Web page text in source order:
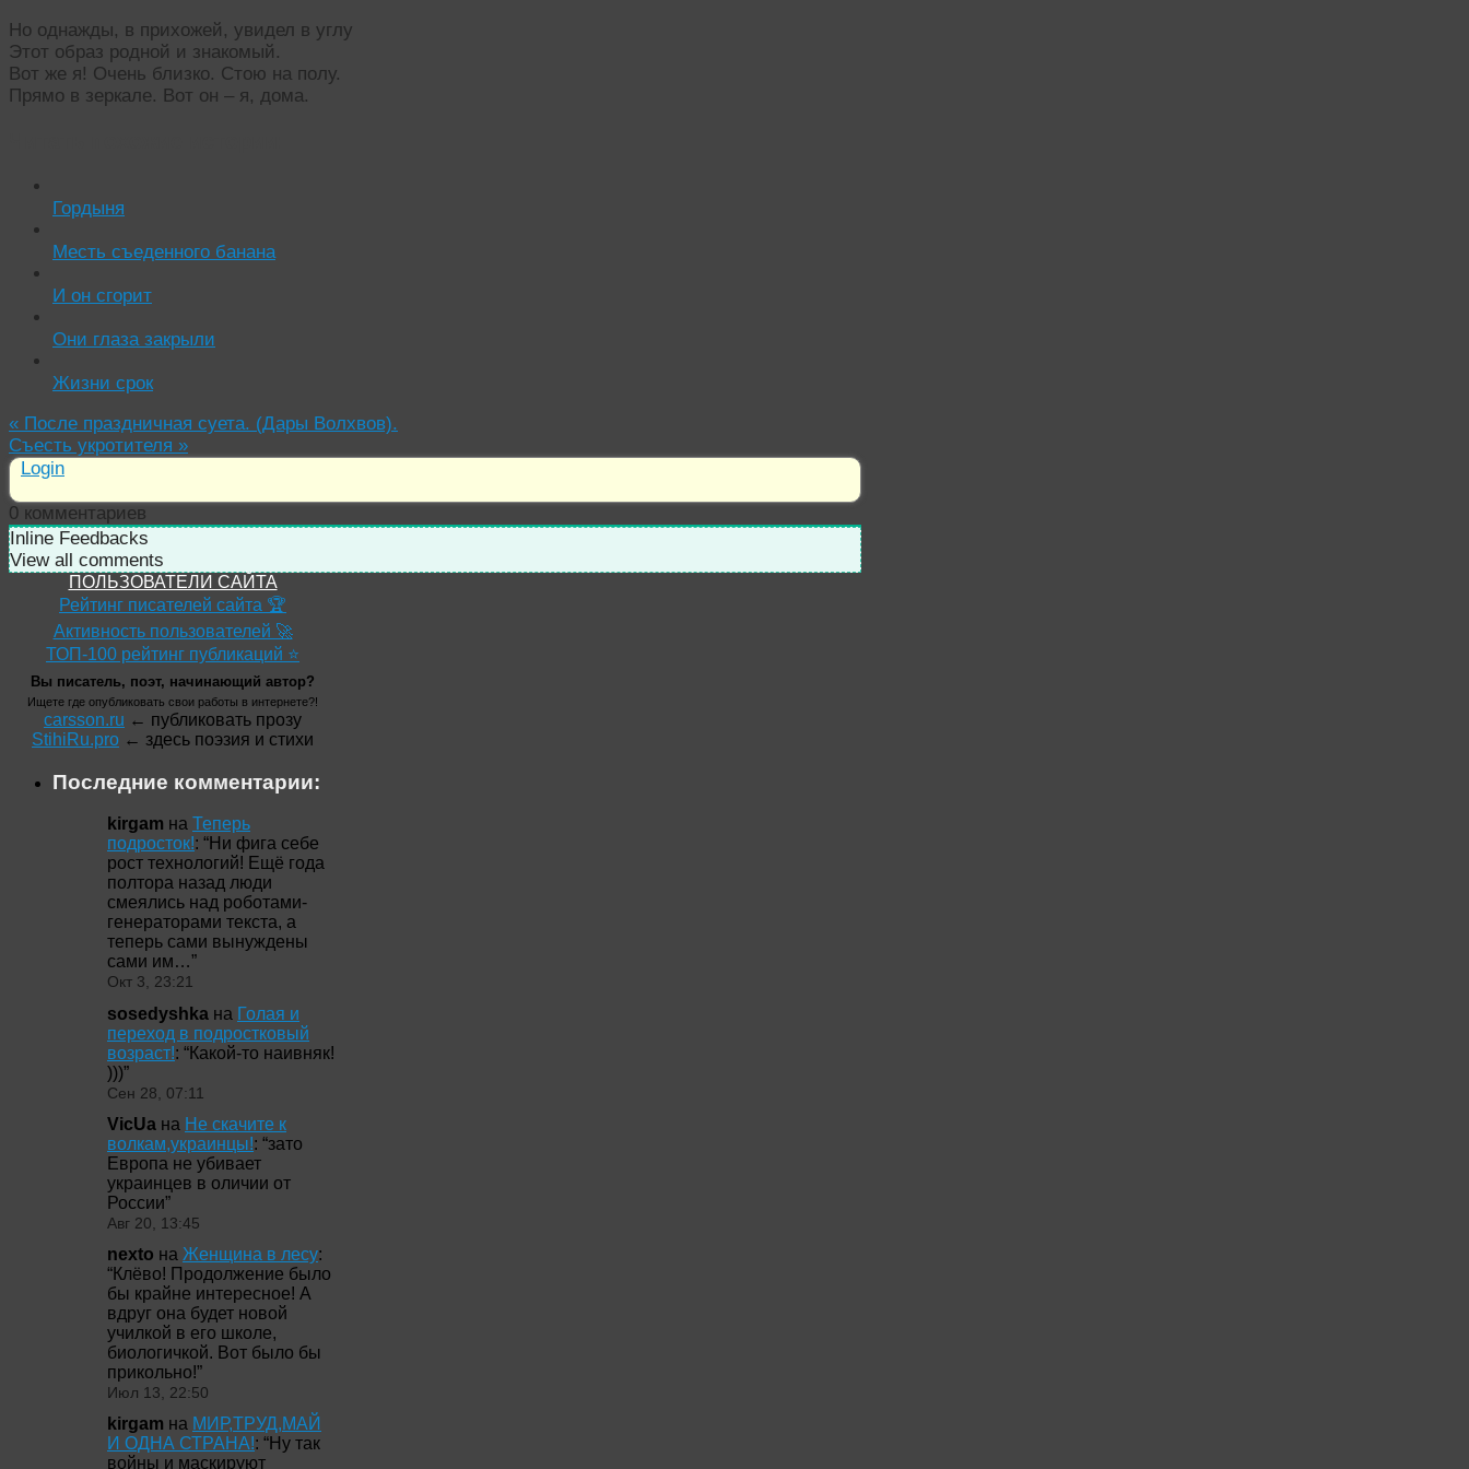
Но однажды, в прихожей, увидел в углу
Этот образ родной и знакомый.
Вот же я! Очень близко. Стою на полу.
Прямо в зеркале. Вот он – я, дома.
Гордыня
Месть съеденного банана
И он сгорит
Они глаза закрыли
Жизни срок
« После праздничная суета. (Дары Волхвов).
Съесть укротителя »
Login
0 комментариев
Inline Feedbacks
View all comments
ПОЛЬЗОВАТЕЛИ САЙТА
Рейтинг писателей сайта 🏆
Активность пользователей 🚀
ТОП-100 рейтинг публикаций ⭐
Вы писатель, поэт, начинающий автор?
Ищете где опубликовать свои работы в интернете?!
carsson.ru ← публиковать прозу
StihiRu.pro ← здесь поэзия и стихи
Последние комментарии:
kirgam на Теперь
подросток!: “Ни фига себе
рост технологий! Ещё года
полтора назад люди
смеялись над роботами-
генераторами текста, а
теперь сами вынуждены
сами им…”
Окт 3, 23:21
sosedyshka на Голая и
переход в подростковый
возраст!: “Какой-то наивняк!
)))”
Сен 28, 07:11
VicUa на Не скачите к
волкам,украинцы!: “зато
Европа не убивает
украинцев в оличии от
России”
Авг 20, 13:45
nexto на Женщина в лесу:
“Клёво! Продолжение было
бы крайне интересное! А
вдруг она будет новой
училкой в его школе,
биологичкой. Вот было бы
прикольно!”
Июл 13, 22:50
kirgam на МИР,ТРУД,МАЙ
И ОДНА СТРАНА!: “Ну так
войны и маскируют